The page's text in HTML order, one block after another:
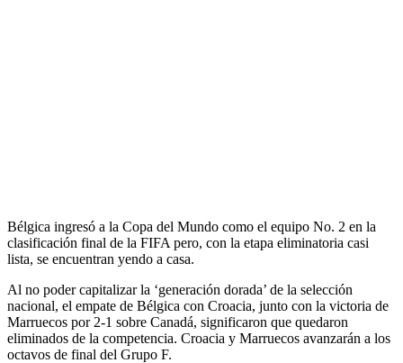
Bélgica ingresó a la Copa del Mundo como el equipo No. 2 en la
clasificación final de la FIFA pero, con la etapa eliminatoria casi
lista, se encuentran yendo a casa.
Al no poder capitalizar la ‘generación dorada’ de la selección
nacional, el empate de Bélgica con Croacia, junto con la victoria de
Marruecos por 2-1 sobre Canadá, significaron que quedaron
eliminados de la competencia. Croacia y Marruecos avanzarán a los
octavos de final del Grupo F.